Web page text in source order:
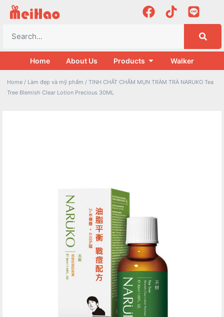
Home About Us Products Walker
Home / Làm đẹp và mỹ phẩm / TINH CHẤT CHẤM MỤN TRÀM TRÀ NARUKO Tea
Tree Blemish Clear Lotion Precious 30ML